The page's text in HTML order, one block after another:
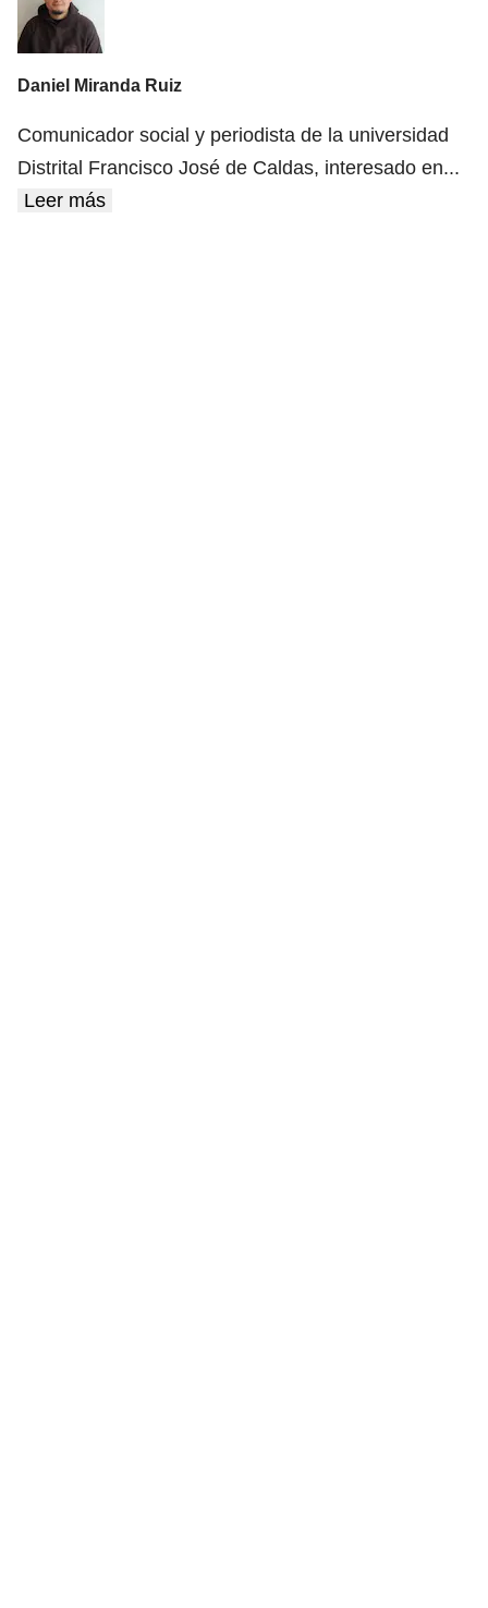
Daniel Miranda Ruiz
Comunicador social y periodista de la universidad
Distrital Francisco José de Caldas, interesado en...
Leer más